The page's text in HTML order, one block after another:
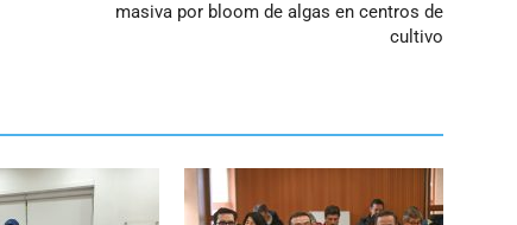
masiva por bloom de algas en centros de
cultivo